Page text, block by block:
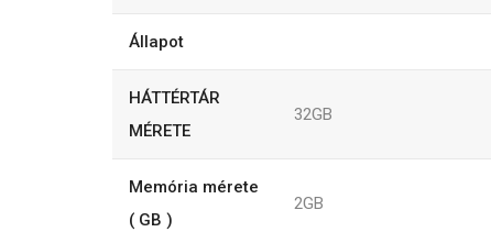
Állapot
HÁTTÉRTÁR
MÉRETE
32GB
Memória mérete
( GB )
2GB